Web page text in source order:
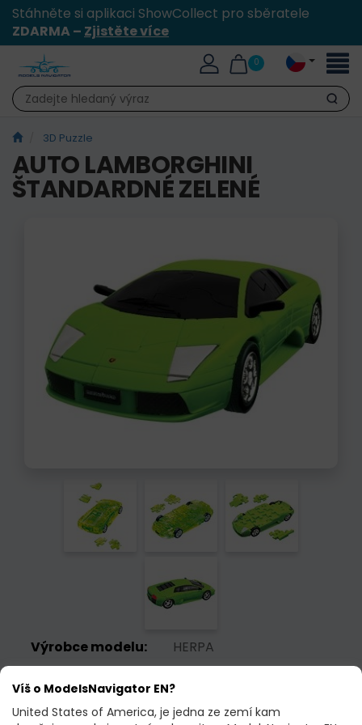
Stáhněte si aplikaci ShowCollect pro sběratele
ZDARMA – Zjistěte více
0
Hledat
3D Puzzle
AUTO LAMBORGHINI
ŠTANDARDNÉ ZELENÉ
Výrobce modelu:
HERPA
Měřítko:
1:32
Víš o ModelsNavigator EN?
United States of America, je jedna ze zemí kam